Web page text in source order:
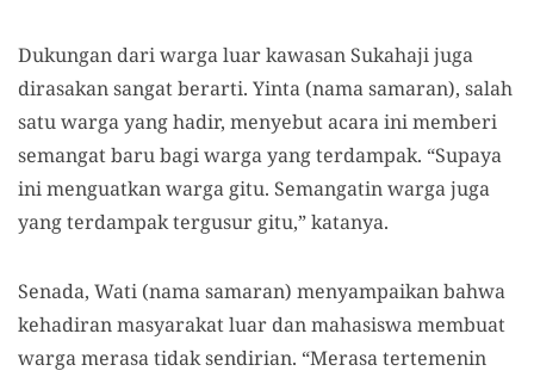
Dukungan dari warga luar kawasan Sukahaji juga
dirasakan sangat berarti. Yinta (nama samaran), salah
satu warga yang hadir, menyebut acara ini memberi
semangat baru bagi warga yang terdampak. “Supaya
ini menguatkan warga gitu. Semangatin warga juga
yang terdampak tergusur gitu,” katanya.
Senada, Wati (nama samaran) menyampaikan bahwa
kehadiran masyarakat luar dan mahasiswa membuat
warga merasa tidak sendirian. “Merasa tertemenin